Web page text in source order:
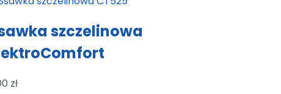
szczelinowa
zł